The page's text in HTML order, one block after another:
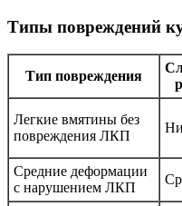
Типы повреждений
Тип повреждения
Легкие вмятины без
повреждения ЛКП
Средние деформации
с нарушением ЛКП